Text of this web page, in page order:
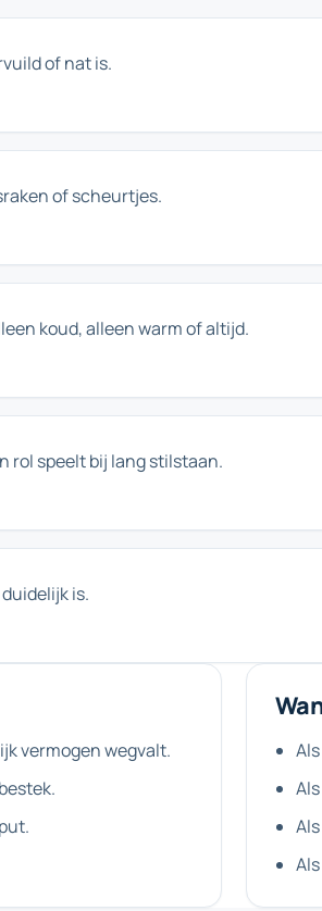
of nat is.
of scheurtjes.
koud, alleen warm of altijd.
rol speelt bij lang stilstaan.
is.
vermogen wegvalt.